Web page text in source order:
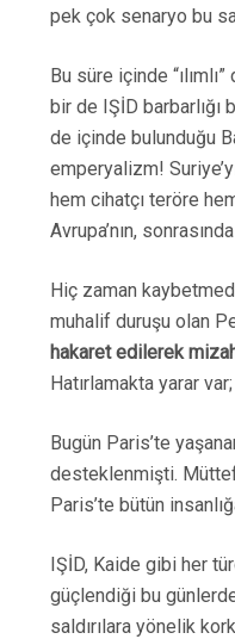
pek çok senaryo bu
Bu süre içinde
bir de IŞİD barbarlığı
de içinde bulunduğu
emperyalizm!
hem cihatçı teröre
Avrupa’nın,
Hiç zaman
muhalif duruşu olan
hakaret edilerek
Hatırlamakta yarar
Bugün Paris’te
desteklenmişti.
Paris’te bütün
IŞİD, Kaide gibi her
güçlendiği bu günlerde
saldırılara yönelik